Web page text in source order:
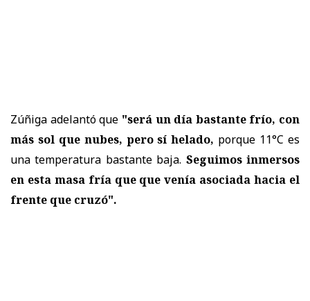
Zúñiga adelantó que "será un día bastante frío, con
más sol que nubes, pero sí helado, porque 11°C es
una temperatura bastante baja. Seguimos inmersos
en esta masa fría que que venía asociada hacia el
frente que cruzó".